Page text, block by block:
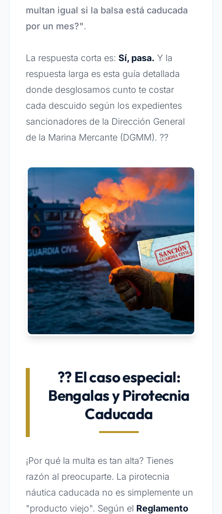
multan igual si la balsa está caducada
por un mes?".
La respuesta corta es: Sí, pasa. Y la
respuesta larga es esta guía detallada
donde desglosamos cunto te costar
cada descuido según los expedientes
sancionadores de la Dirección General
de la Marina Mercante (DGMM). ??
?? El caso especial:
Bengalas y Pirotecnia
Caducada
¡Por qué la multa es tan alta? Tienes
razón al preocuparte. La pirotecnia
náutica caducada no es simplemente un
"producto viejo". Según el Reglamento